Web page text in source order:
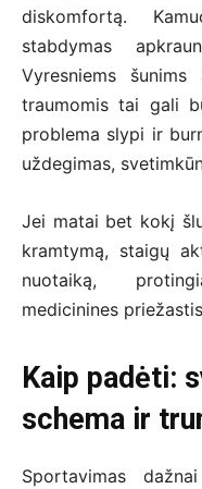
diskomfortą.
stabdymas
Vyresniems
traumomis tai gali
problema slypi ir
uždegimas,
Jei matai bet kokį
kramtymą, staigų
nuotaiką,
medicinines
Kaip padėti:
schema ir
Sportavimas